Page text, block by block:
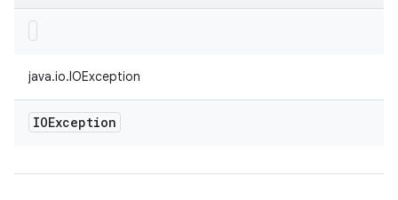
java.io.IOException
IOException